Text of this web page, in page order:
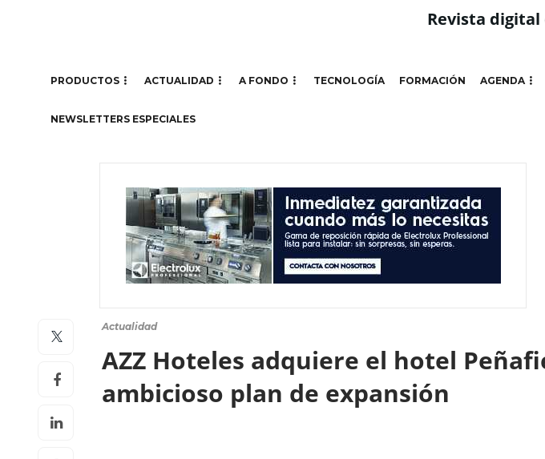
Revista
PRODUCTOS ACTUALIDAD A FONDO TECNOLOGÍA FORMACIÓN AGENDA
NEWSLETTERS ESPECIALES
Actualidad
AZZ Hoteles adquiere el hotel
ambicioso plan de expansión